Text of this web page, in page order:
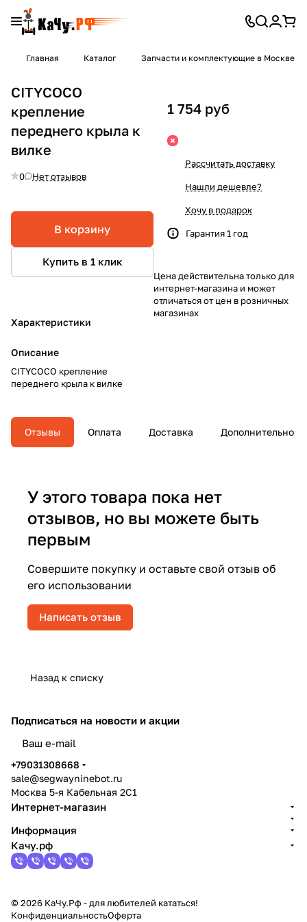
Главная Каталог Запчасти и комплектующие в Москве
CITYCOCO
крепление
переднего крыла к
вилке
0 Нет отзывов
В корзину
Купить в 1 клик
Характеристики
Описание
CITYCOCO крепление
переднего крыла к вилке
1 754 руб
Рассчитать доставку
Нашли дешевле?
Хочу в подарок
Гарантия 1 год
Цена действительна только для
интернет-магазина и может
отличаться от цен в розничных
магазинах
Отзывы Оплата Доставка Дополнительно
У этого товара пока нет
отзывов, но вы можете быть
первым
Совершите покупку и оставьте свой отзыв об
его использовании
Написать отзыв
Назад к списку
Подписаться на новости и акции
+79031308668
sale@segwayninebot.ru
Москва 5-я Кабельная 2С1
Интернет-магазин
Информация
Качу.рф
© 2026 КаЧу.Рф - для любителей кататься!
КонфиденциальностьОферта